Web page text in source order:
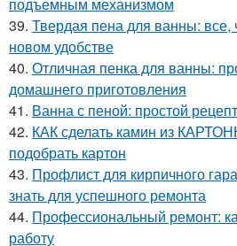
39. Твердая пена для ванны: все,
новом удобстве
40. Отличная пенка для ванны:
домашнего приготовления
41. Ванна с пеной: простой
42. КАК сделать камин из
подобрать картон
43. Профлист для кирпичного
знать для успешного ремонта
44. Профессиональный ремонт:
работу